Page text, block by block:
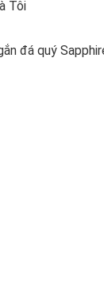
Tôi
đá quý